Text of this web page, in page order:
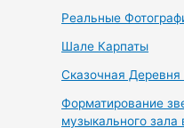
Реальные
Шале Карпаты
Сказочная
Форматирование
музыкального зала